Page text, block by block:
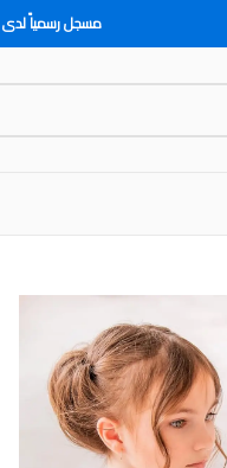
مسجل رسمياً لدى